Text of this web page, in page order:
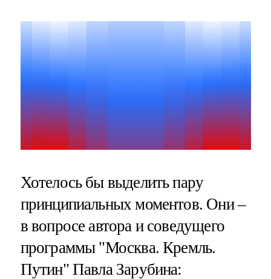
Хотелось бы выделить пару
принципиальных моментов. Они –
в вопросе автора и соведущего
программы "Москва. Кремль.
Путин" Павла Зарубина: